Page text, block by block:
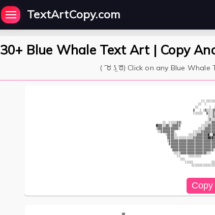
TextArtCopy.com
30+ Blue Whale Text Art | Copy
( ͡ ಠ ʖ̯ ͡ಠ) Click on any Blue Whale
▒
░░  ░░░░░▒▒░
▓▒▒▒░░▒▒░░▒▒▒▒▒
░▒▒▒▒▒▒▒▒▒▒▒▒▒░
░░▒▒▒▒▒▒▒▒░
░▒▒▒▒░░
░░
░░░